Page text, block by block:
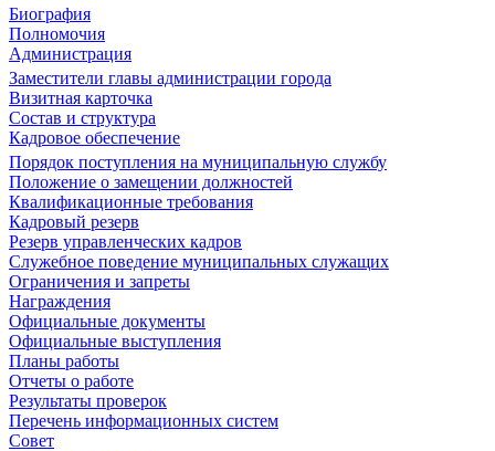
Биография
Полномочия
Администрация
Заместители главы администрации города
Визитная карточка
Состав и структура
Кадровое обеспечение
Порядок поступления на муниципальную службу
Положение о замещении должностей
Квалификационные требования
Кадровый резерв
Резерв управленческих кадров
Служебное поведение муниципальных служащих
Ограничения и запреты
Награждения
Официальные документы
Официальные выступления
Планы работы
Отчеты о работе
Результаты проверок
Перечень информационных систем
Совет